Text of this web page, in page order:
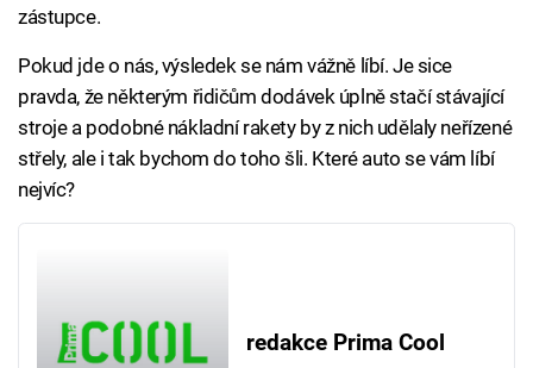
zástupce.
Pokud jde o nás, výsledek se nám vážně líbí. Je sice
pravda, že některým řidičům dodávek úplně stačí stávající
stroje a podobné nákladní rakety by z nich udělaly neřízené
střely, ale i tak bychom do toho šli. Které auto se vám líbí
nejvíc?
redakce Prima Cool